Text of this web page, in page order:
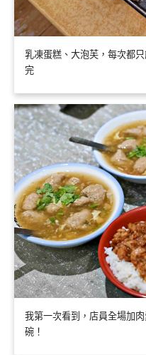
乳凍蛋糕、大泡芙，每次都
完
我第一次看到，店員全場加
碗！